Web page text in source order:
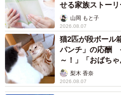
せる家族ストーリ
山岡 もと子
2026.08.07
猫2匹が段ボール
パンチ」の応酬
～！」「おばち
梨木 香奈
2026.08.07